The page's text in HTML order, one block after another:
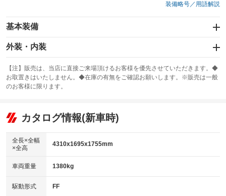
装備略号／用語解説
基本装備
エアバッグ：運転席/助手席/サイド
：装備あり
：装備あり
サンルーフ
：装備なし ABS
リフトアップ
：装備なし
：装備なし
パワーウィンドウ
アイドリングストップ
：装備なし
USB入力端子
：装備なし
外装・内装
カーナビ：SDナビ
：装備あり
TV：フルセグ
：装備あり
ビジュアル
：装備なし
：装備あり
革シート
キーレス
HID(キセノンライト)
：装備なし
【注】販売は、当店に直接ご来場頂けるお客様を優先させていただきます。◆
お取置きはいたしません。◆在庫の有無をご確認お願いします。※販売は一般
のお客様に限ります。
カタログ情報(新車時)
全長×全幅
×全高
4310x1695x1755mm
車両重量 1380kg
駆動形式 FF